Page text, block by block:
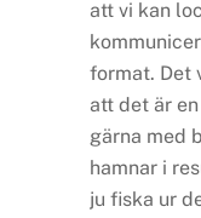
att vi kan
format. Det
att det är
gärna med
hamnar i
ju fiska ur